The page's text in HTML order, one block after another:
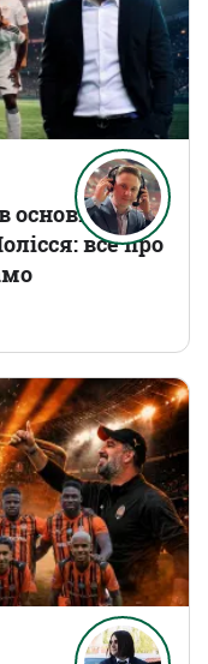
основному
все про